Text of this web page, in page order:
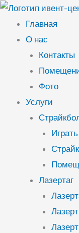
Перейти
содержимому
Главная
О нас
Контакты
Фото
Услуги
Лазертаг